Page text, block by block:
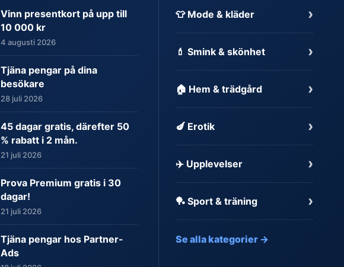
Vinn presentkort på upp till
10 000 kr
4 augusti 2026
Tjäna pengar på dina
besökare
28 juli 2026
45 dagar gratis, därefter 50
% rabatt i 2 mån.
21 juli 2026
Prova Premium gratis i 30
dagar!
21 juli 2026
Tjäna pengar hos Partner-
Ads
👕 Mode & kläder ›
💄 Smink & skönhet ›
🏠 Hem & trädgård ›
🍆 Erotik ›
✈️ Upplevelser ›
🏓 Sport & träning ›
Se alla kategorier →